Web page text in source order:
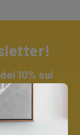
10% sul
a sorpresa.